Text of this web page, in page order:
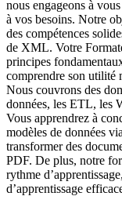
nous engageons à
à vos besoins. Notre
des compétences
de XML. Votre
principes
comprendre son utilité
Nous couvrons des
données, les ETL, les
Vous apprendrez à
modèles de données
transformer des
PDF. De plus, notre
rythme
d’apprentissage